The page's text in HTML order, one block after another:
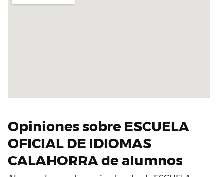
Opiniones sobre ESCUELA
OFICIAL DE IDIOMAS
CALAHORRA de alumnos